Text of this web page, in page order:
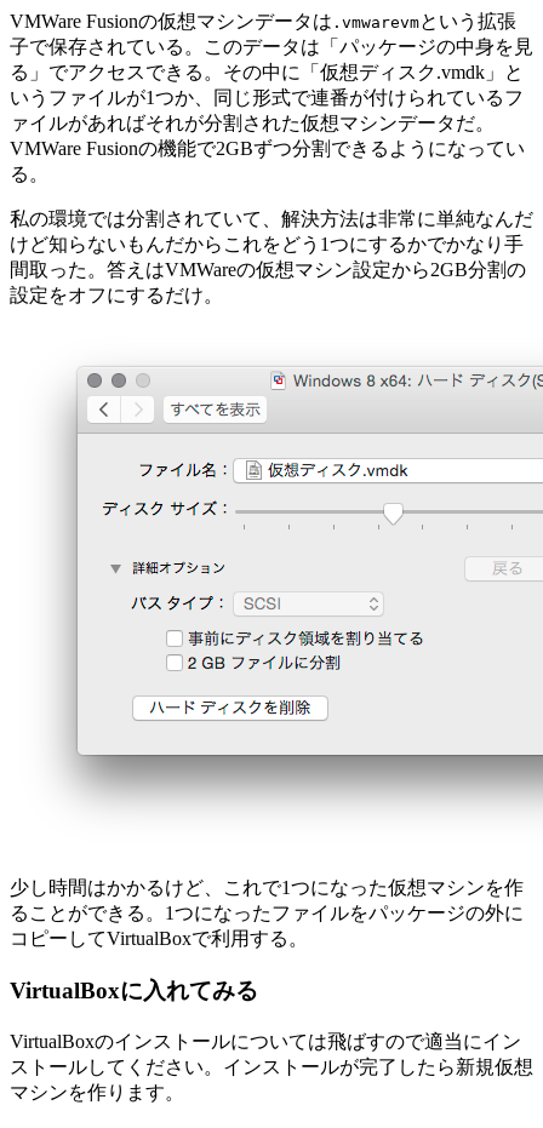
VMWare Fusionの仮想マシンデータは .vmwarevmという拡張
子で保存されている。このデータは「パッケージの中身を見
る」でアクセスできる。その中に「仮想ディスク.vmdk」と
いうファイルが1つか、同じ形式で連番が付けられているフ
ァイルがあればそれが分割された仮想マシンデータだ。
VMWare Fusionの機能で2GBずつ分割できるようになってい
る。
私の環境では分割されていて、解決方法は非常に単純なんだ
けど知らないもんだからこれをどう1つにするかでかなり手
間取った。答えはVMWareの仮想マシン設定から2GB分割の
設定をオフにするだけ。
少し時間はかかるけど、これで1つになった仮想マシンを作
ることができる。1つになったファイルをパッケージの外に
コピーしてVirtualBoxで利用する。
VirtualBoxに入れてみる
VirtualBoxのインストールについては飛ばすので適当にイン
ストールしてください。インストールが完了したら新規仮想
マシンを作ります。